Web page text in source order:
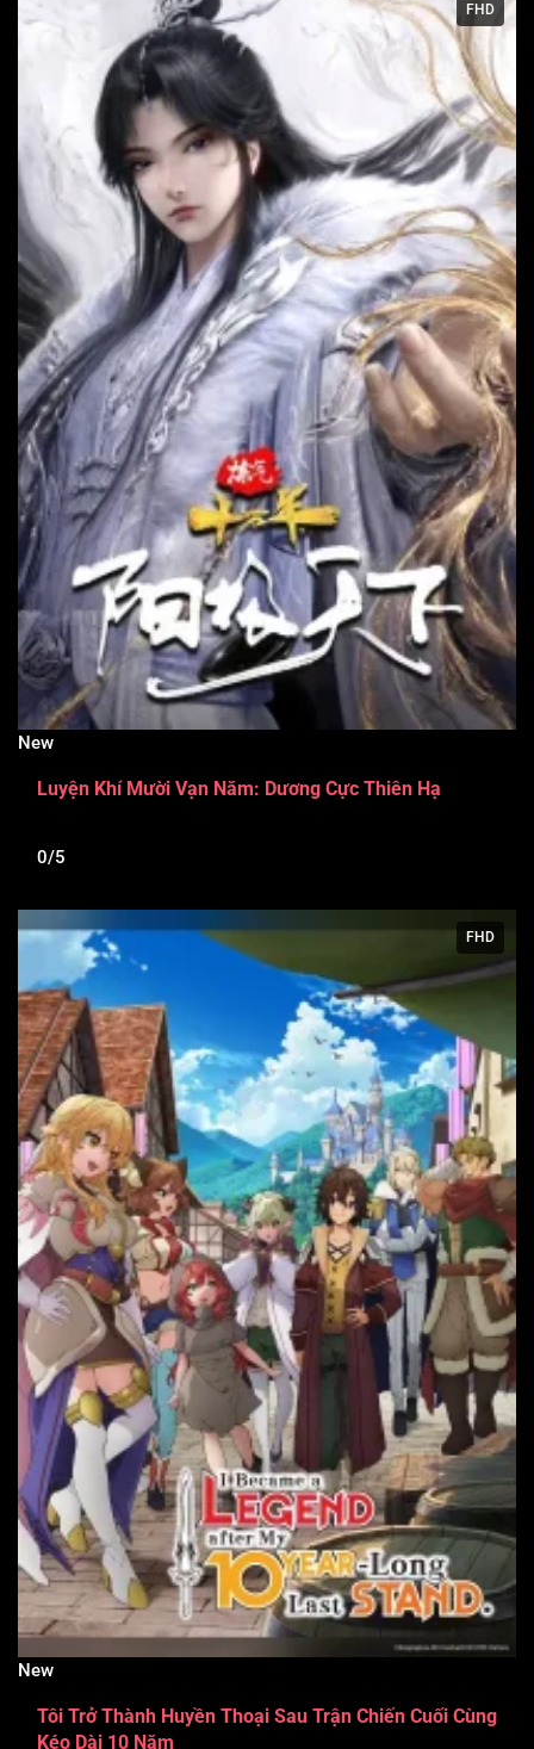
FHD
New
Luyện Khí Mười Vạn Năm: Dương Cực Thiên Hạ
0/5
FHD
New
Tôi Trở Thành Huyền Thoại Sau Trận Chiến Cuối Cùng
Kéo Dài 10 Năm